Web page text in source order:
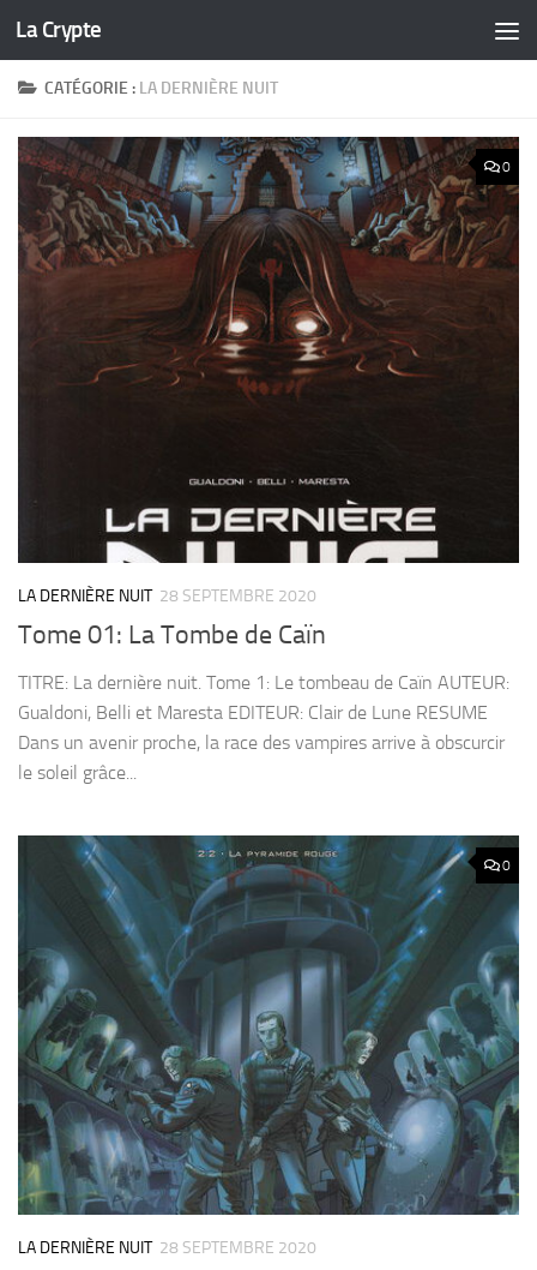
Skip to content
La Crypte
CATÉGORIE : LA DERNIÈRE NUIT
0
LA DERNIÈRE NUIT 28 SEPTEMBRE 2020
Tome 01: La Tombe de Caïn
TITRE: La dernière nuit. Tome 1: Le tombeau de Caïn AUTEUR:
Gualdoni, Belli et Maresta EDITEUR: Clair de Lune RESUME
Dans un avenir proche, la race des vampires arrive à obscurcir
le soleil grâce...
0
LA DERNIÈRE NUIT 28 SEPTEMBRE 2020